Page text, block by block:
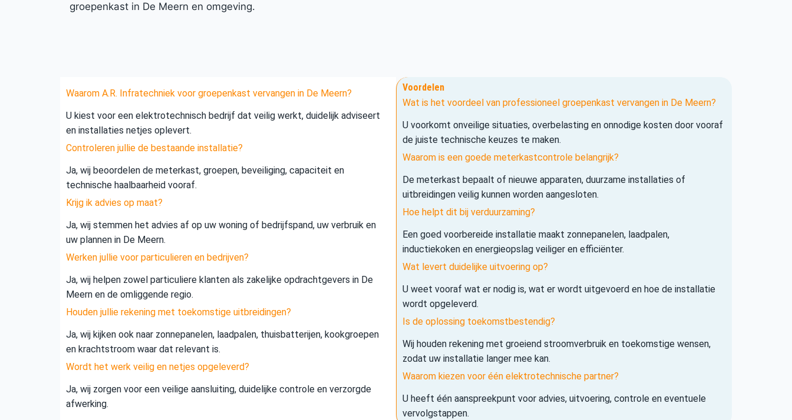
groepenkast in De Meern en omgeving.
Waarom A.R. Infratechniek voor groepenkast vervangen in De Meern?
U kiest voor een elektrotechnisch bedrijf dat veilig werkt, duidelijk adviseert
en installaties netjes oplevert.
Controleren jullie de bestaande installatie?
Ja, wij beoordelen de meterkast, groepen, beveiliging, capaciteit en
technische haalbaarheid vooraf.
Krijg ik advies op maat?
Ja, wij stemmen het advies af op uw woning of bedrijfspand, uw verbruik en
uw plannen in De Meern.
Werken jullie voor particulieren en bedrijven?
Ja, wij helpen zowel particuliere klanten als zakelijke opdrachtgevers in De
Meern en de omliggende regio.
Houden jullie rekening met toekomstige uitbreidingen?
Ja, wij kijken ook naar zonnepanelen, laadpalen, thuisbatterijen, kookgroepen
en krachtstroom waar dat relevant is.
Wordt het werk veilig en netjes opgeleverd?
Ja, wij zorgen voor een veilige aansluiting, duidelijke controle en verzorgde
afwerking.
Voordelen
Wat is het voordeel van professioneel groepenkast vervangen in De Meern?
U voorkomt onveilige situaties, overbelasting en onnodige kosten door vooraf
de juiste technische keuzes te maken.
Waarom is een goede meterkastcontrole belangrijk?
De meterkast bepaalt of nieuwe apparaten, duurzame installaties of
uitbreidingen veilig kunnen worden aangesloten.
Hoe helpt dit bij verduurzaming?
Een goed voorbereide installatie maakt zonnepanelen, laadpalen,
inductiekoken en energieopslag veiliger en efficiënter.
Wat levert duidelijke uitvoering op?
U weet vooraf wat er nodig is, wat er wordt uitgevoerd en hoe de installatie
wordt opgeleverd.
Is de oplossing toekomstbestendig?
Wij houden rekening met groeiend stroomverbruik en toekomstige wensen,
zodat uw installatie langer mee kan.
Waarom kiezen voor één elektrotechnische partner?
U heeft één aanspreekpunt voor advies, uitvoering, controle en eventuele
vervolgstappen.